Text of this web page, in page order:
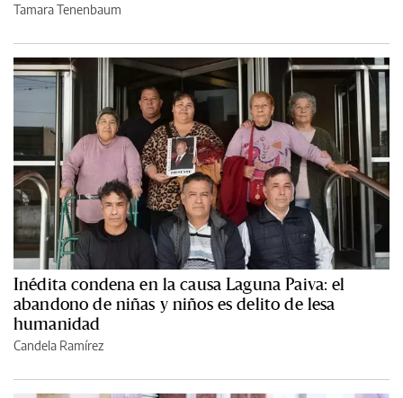
Tamara Tenenbaum
Inédita condena en la causa Laguna Paiva: el
abandono de niñas y niños es delito de lesa
humanidad
Candela Ramírez